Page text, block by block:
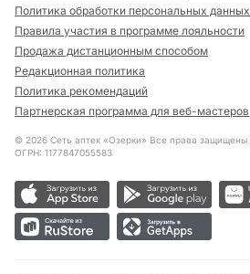
Политика обработки персональных данных
Правила участия в программе лояльности
Продажа дистанционным способом
Редакционная политика
Политика рекомендаций
Партнерская программа для веб-мастеров
© 2026 Сеть аптек «Озерки» Все права защищены
ОГРН: 1177847055583